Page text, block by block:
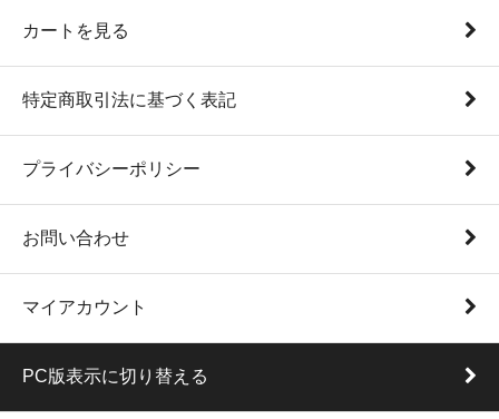
カートを見る
特定商取引法に基づく表記
プライバシーポリシー
お問い合わせ
マイアカウント
PC版表示に切り替える